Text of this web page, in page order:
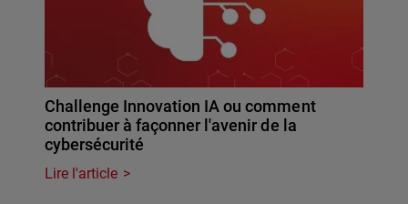
Challenge Innovation IA ou comment
contribuer à façonner l'avenir de la
cybersécurité
Lire l'article